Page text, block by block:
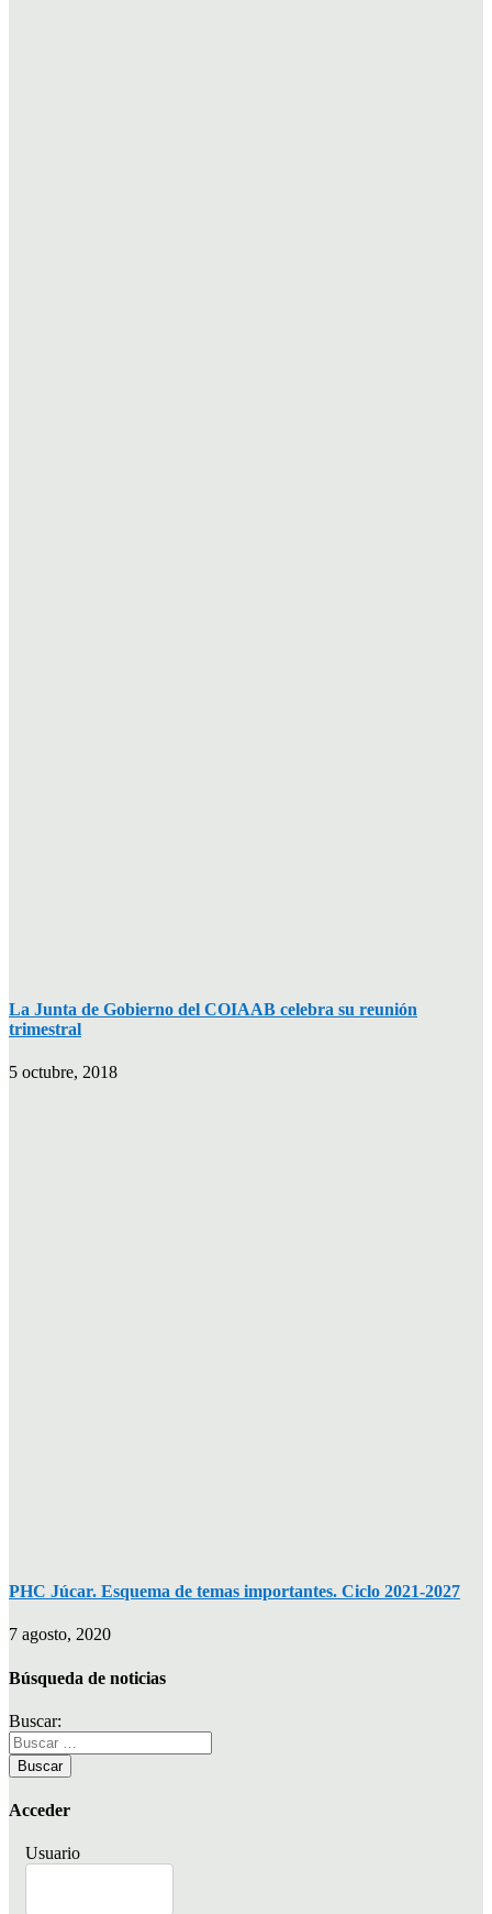
La Junta de Gobierno del COIAAB celebra su reunión
trimestral
5 octubre, 2018
PHC Júcar. Esquema de temas importantes. Ciclo 2021-2027
7 agosto, 2020
Búsqueda de noticias
Buscar:
Acceder
Usuario